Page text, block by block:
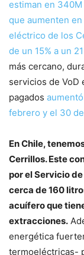
estiman en
que aumenten
eléctrico de los
de un 15% a un
más cercano,
servicios de VoD
pagados
febrero y el 30
En Chile,
Cerrillos. Este
por el Servicio
cerca de 160
acuífero que
extracciones.
energética
termoeléctricas-